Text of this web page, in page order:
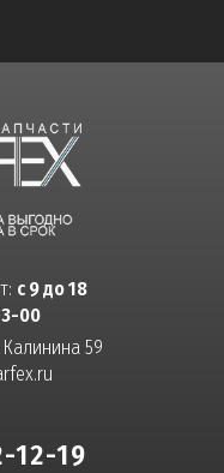
с 9 до 18
00
Калинина 59
12-19